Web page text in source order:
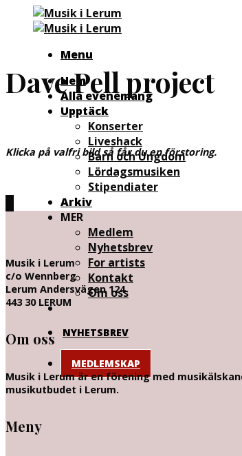
Menu
Hem
Alla evenemang
Upptäck
Konserter
Liveshack
Barn och Ungdom
Lördagsmusiken
Stipendiater
Arkiv
MER
Medlem
Nyhetsbrev
For artists
Kontakt
Om oss
NYHETSBREV
MEDLEMSKAP
Dave Pell project
Klicka på valfri bild så får du en förstoring.
Musik i Lerum
c/o Wennberg
Lerum Andersvägen 124
443 30 LERUM
Om oss
Musik i Lerum är en förening med
musikutbudet i Lerum.
Meny